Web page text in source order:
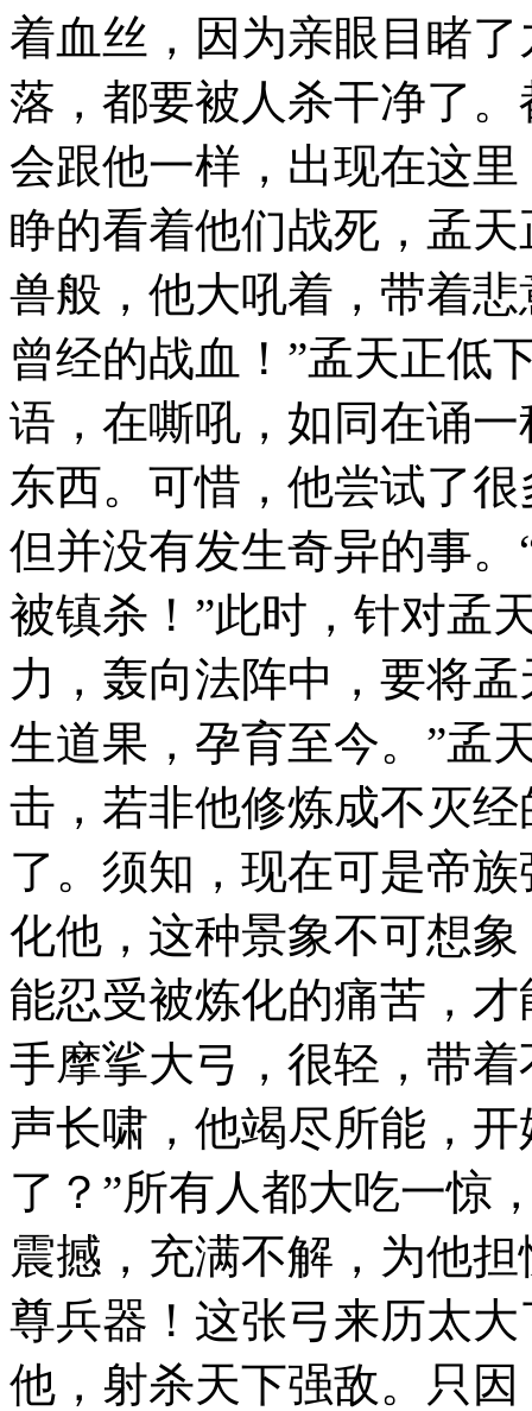
着血丝，因为亲眼目睹
落，都要被人杀干净了
会跟他一样，出现在这
睁的看着他们战死，孟
兽般，他大吼着，带着
曾经的战血！”孟天正低
语，在嘶吼，如同在诵
东西。可惜，他尝试了
但并没有发生奇异的事
被镇杀！”此时，针对孟
力，轰向法阵中，要将
生道果，孕育至今。”孟
击，若非他修炼成不灭
了。须知，现在可是帝
化他，这种景象不可想
能忍受被炼化的痛苦，
手摩挲大弓，很轻，带
声长啸，他竭尽所能，
了？”所有人都大吃一惊
震撼，充满不解，为他
尊兵器！这张弓来历太
他，射杀天下强敌。只